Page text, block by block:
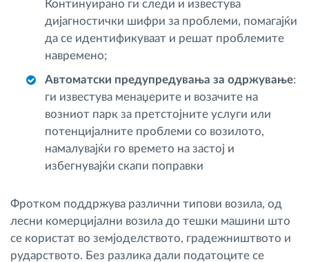
Континуирано ги следи и известува
дијагностички шифри за проблеми, помагајќи
да се идентификуваат и решат проблемите
навремено;
Автоматски предупредувања за одржување:
ги известува менаџерите и возачите на
возниот парк за претстојните услуги или
потенцијалните проблеми со возилото,
намалувајќи го времето на застој и
избегнувајќи скапи поправки
Фротком поддржува различни типови возила, од
лесни комерцијални возила до тешки машини што
се користат во земјоделството, градежништвото и
рударството. Без разлика дали податоците се